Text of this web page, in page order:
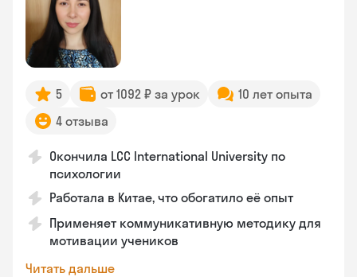
5 от 1092 ₽ за урок
10 лет опыта
4 отзыва
Окончила LCC International University по
психологии
Работала в Китае, что обогатило её опыт
Применяет коммуникативную методику для
мотивации учеников
Читать дальше